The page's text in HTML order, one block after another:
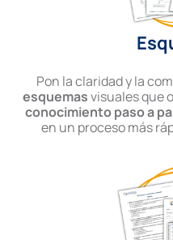
Pon la claridad y la
esquemasvisuales que
conocimiento paso a
en un proceso más